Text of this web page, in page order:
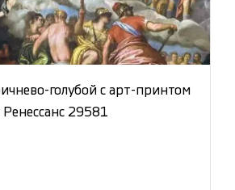
голубой с арт-принтом
29581